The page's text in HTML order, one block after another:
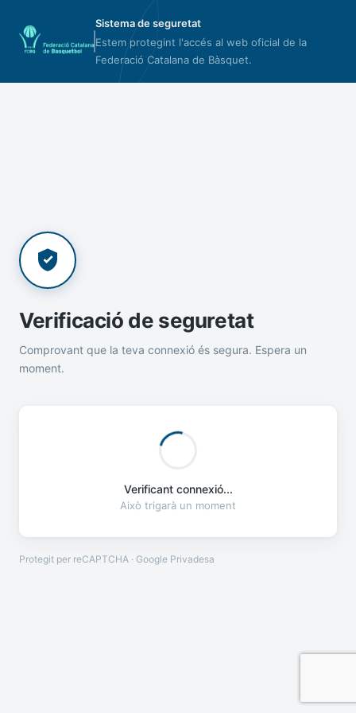
Sistema de seguretat
Estem protegint l'accés al web oficial de la
Federació Catalana de Bàsquet.
Verificació de seguretat
Comprovant que la teva connexió és segura. Espera un
moment.
Verificant connexió...
Això trigarà un moment
Protegit per reCAPTCHA · Google Privadesa